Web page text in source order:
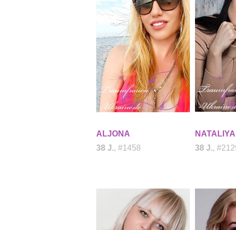
ALJONA
38 J., #1458
NATALIYA
38 J.,